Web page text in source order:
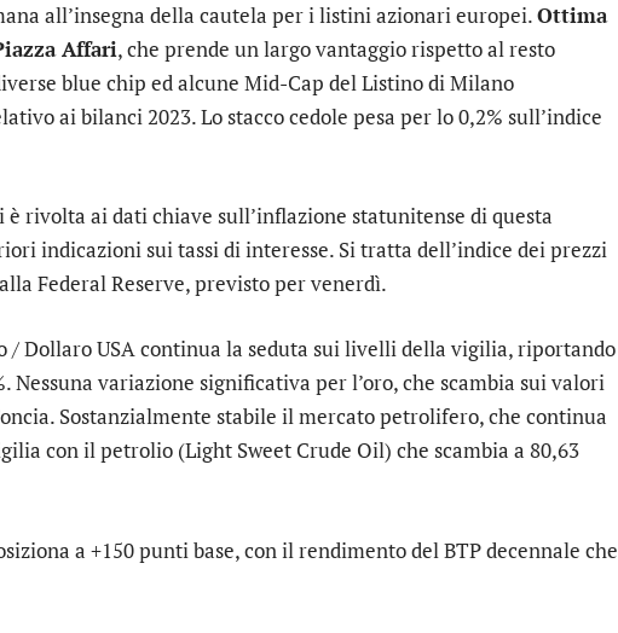
all’insegna della cautela per i listini azionari europei.Ottima
Affari, che prende un largo vantaggio rispetto al resto
blue chip ed alcune Mid-Cap del Listino di Milano
ai bilanci 2023. Lo stacco cedole pesa per lo 0,2% sull’indice
rivolta ai dati chiave sull’inflazione statunitense di questa
indicazioni sui tassi di interesse. Si tratta dell’indice dei prezzi
Federal Reserve, previsto per venerdì.
/ Dollaro USAcontinua la seduta sui livelli della vigilia, riportando
Nessuna variazione significativa per l’oro, che scambia sui valori
Sostanzialmente stabile il mercato petrolifero, che continua
con il petrolio (Light Sweet Crude Oil) che scambia a 80,63
a +150 punti base, con il rendimento del BTP decennale che